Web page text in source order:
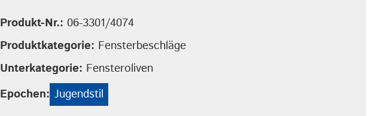
Produkt-Nr.: 06-3301/4074
Produktkategorie: Fensterbeschläge
Unterkategorie: Fensteroliven
Epochen: Jugendstil